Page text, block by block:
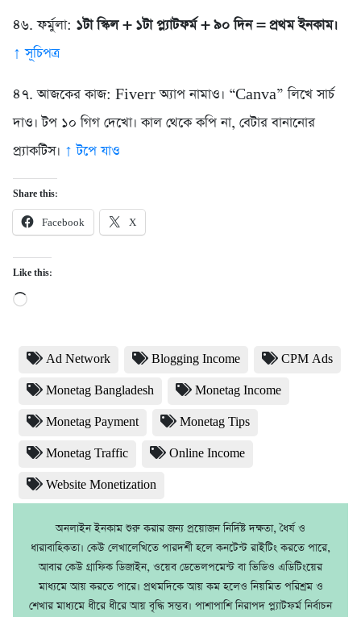
৪৬. ফর্মুলা: ১টা স্কিল + ১টা প্ল্যাটফর্ম + ৯০ দিন = প্রথম ইনকাম।
↑ সূচিপত্র
৪৭. আজকের কাজ: Fiverr অ্যাপ নামাও। “Canva” লিখে সার্চ
দাও। টপ ১০ গিগ দেখো। কাল থেকে কপি না, বেটার বানানোর
প্র্যাকটিস। ↑ টপে যাও
Share this:
Facebook X
Like this:
Loading…
Ad Network Blogging Income CPM Ads
Monetag Bangladesh Monetag Income
Monetag Payment Monetag Tips
Monetag Traffic Online Income
Website Monetization
অনলাইন ইনকাম শুরু করার জন্য প্রয়োজন নির্দিষ্ট দক্ষতা, ধৈর্য ও
ধারাবাহিকতা। কেউ লেখালেখিতে পারদর্শী হলে কনটেন্ট রাইটিং করতে পারে,
আবার কেউ গ্রাফিক ডিজাইন, ওয়েব ডেভেলপমেন্ট বা ভিডিও এডিটিংয়ের
মাধ্যমে আয় করতে পারে। প্রথমদিকে আয় কম হলেও নিয়মিত পরিশ্রম ও
শেখার মাধ্যমে ধীরে ধীরে আয় বৃদ্ধি সম্ভব। পাশাপাশি নিরাপদ প্ল্যাটফর্ম নির্বাচন